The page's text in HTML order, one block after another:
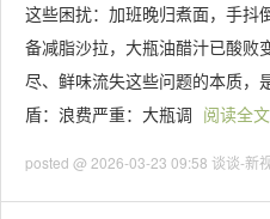
这些困扰：加班晚归煮面，手抖
备减脂沙拉，大瓶油醋汁已酸败
尽、鲜味流失这些问题的本质，
盾：浪费严重：大瓶调 阅读全文
posted @ 2026-03-23 09:58 谈谈-新